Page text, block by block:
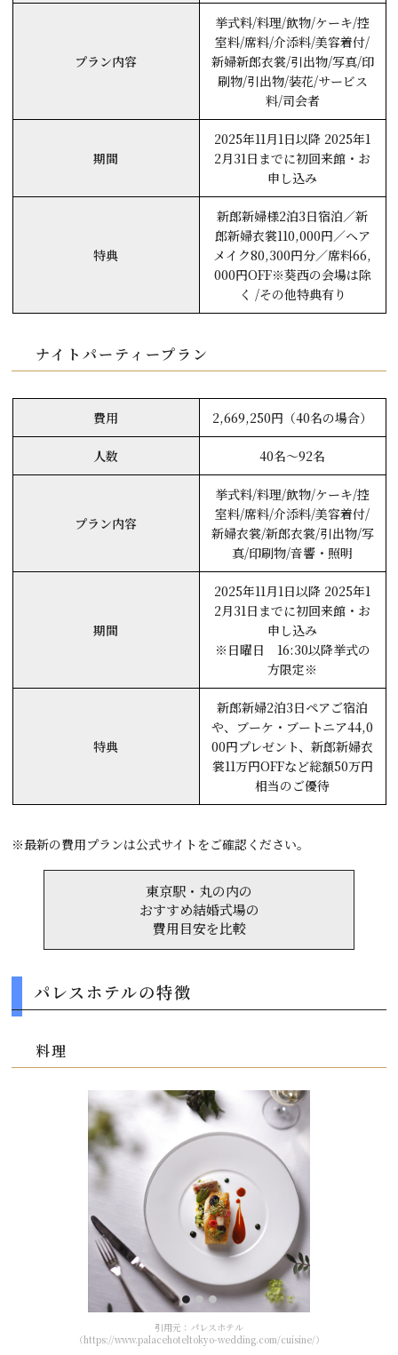
プラン内容
挙式料/料理/飲物/ケーキ/控
室料/席料/介添料/美容着付/
新婦新郎衣裳/引出物/写真/印
刷物/引出物/装花/サービス
料/司会者
期間
2025年11月1日以降 2025年1
2月31日までに初回来館・お
申し込み
特典
新郎新婦様2泊3日宿泊／新
郎新婦衣裳110,000円／ヘア
メイク80,300円分／席料66,
000円OFF※葵西の会場は除
く /その他特典有り
ナイトパーティープラン
費用 2,669,250円（40名の場合）
人数 40名～92名
プラン内容
挙式料/料理/飲物/ケーキ/控
室料/席料/介添料/美容着付/
新婦衣裳/新郎衣裳/引出物/写
真/印刷物/音響・照明
期間
2025年11月1日以降 2025年1
2月31日までに初回来館・お
申し込み
※日曜日 16:30以降挙式の
方限定※
特典
新郎新婦2泊3日ペアご宿泊
や、ブーケ・ブートニア44,0
00円プレゼント、新郎新婦衣
裳11万円OFFなど総額50万円
相当のご優待
※最新の費用プランは公式サイトをご確認ください。
東京駅・丸の内の
おすすめ結婚式場の
費用目安を比較
パレスホテルの特徴
料理
引用元：パレスホテル
（https://www.palacehoteltokyo-wedding.com/cuisine/）